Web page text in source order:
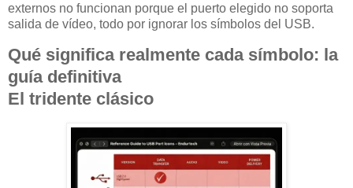
externos no funcionan porque el puerto elegido no soporta
salida de vídeo, todo por ignorar los símbolos del USB.
Qué significa realmente cada símbolo: la
guía definitiva
El tridente clásico